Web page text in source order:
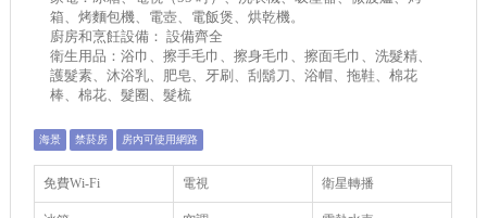
箱、烤麵包機、電壺、電飯煲、烘乾機。
廚房和烹飪設備： 設備齊全
衛生用品：浴巾、擦手毛巾、擦身毛巾、擦面毛巾、洗髮精、
護髮素、沐浴乳、肥皂、牙刷、刮鬍刀、浴帽、拖鞋、棉花
棒、棉花、髮圈、髮梳
海景 禁菸房 房內可使用網路
免費Wi-Fi 電視 衛星轉播